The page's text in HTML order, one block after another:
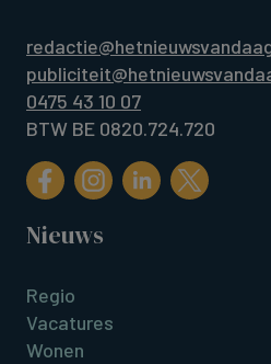
0475 43 10 07
BTW BE 0820.724.720
Nieuws
Regio
Vacatures
Wonen